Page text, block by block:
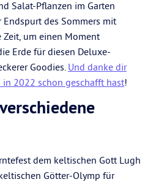
Salat-Pflanzen im Garten
des Sommers mit
um einen Moment
Erde für diesen Deluxe-
Goodies. Und danke dir
2022 schon geschafft hast!
dem keltischen Gott Lugh
Götter-Olymp für